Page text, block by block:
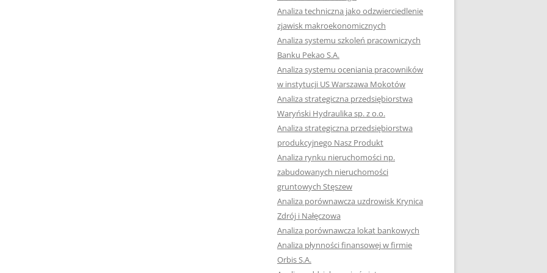
NAPISAĆ PRACĘ DYPLOMOWĄ
JAK PRZYGOTOWAĆ SIĘ DO
USTNEGO EGZAMINU
DYPLOMOWEGO?
HIPOTEZY W PRACACH
DYPLOMOWYCH
JAK PRZYGOTOWAĆ SIĘ DO
OBRONY PRACY DYPLOMOWEJ
Analiza techniczna jako odzwierciedlenie
zjawisk makroekonomicznych
Analiza systemu szkoleń pracowniczych
Banku Pekao S.A.
Analiza systemu oceniania pracowników
w instytucji US Warszawa Mokotów
Analiza strategiczna przedsiębiorstwa
Waryński Hydraulika sp. z o.o.
Analiza strategiczna przedsiębiorstwa
produkcyjnego Nasz Produkt
Analiza rynku nieruchomości np.
zabudowanych nieruchomości
gruntowych Stęszew
Analiza porównawcza uzdrowisk Krynica
Zdrój i Nałęczowa
Analiza porównawcza lokat bankowych
Analiza płynności finansowej w firmie
Orbis S.A.